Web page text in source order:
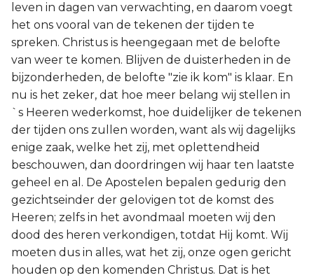
leven in dagen van verwachting, en daarom voegt
het ons vooral van de tekenen der tijden te
spreken. Christus is heengegaan met de belofte
van weer te komen. Blijven de duisterheden in de
bijzonderheden, de belofte "zie ik kom" is klaar. En
nu is het zeker, dat hoe meer belang wij stellen in
`s Heeren wederkomst, hoe duidelijker de tekenen
der tijden ons zullen worden, want als wij dagelijks
enige zaak, welke het zij, met oplettendheid
beschouwen, dan doordringen wij haar ten laatste
geheel en al. De Apostelen bepalen gedurig den
gezichtseinder der gelovigen tot de komst des
Heeren; zelfs in het avondmaal moeten wij den
dood des heren verkondigen, totdat Hij komt. Wij
moeten dus in alles, wat het zij, onze ogen gericht
houden op den komenden Christus. Dat is het